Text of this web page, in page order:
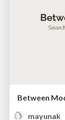
Between
mayunak